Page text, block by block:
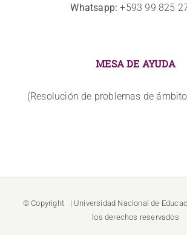
Whatsapp: +593 99 825
MESA DE AYUDA
(Resolución de problemas de
© Copyright | Universidad Nacional de
los derechos reservados